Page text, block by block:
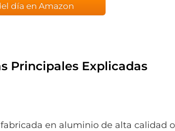
día en Amazon
Principales Explicadas
en aluminio de alta calidad